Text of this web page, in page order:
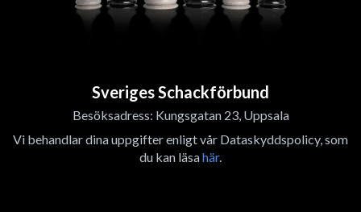
Sveriges Schackförbund
Besöksadress: Kungsgatan 23, Uppsala
Vi behandlar dina uppgifter enligt vår Dataskyddspolicy, som
du kan läsahär.